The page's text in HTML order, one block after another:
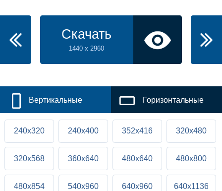
Скачать
1440 x 2960
Вертикальные Горизонтальные
240x320 240x400 352x416 320x480
320x568 360x640 480x640 480x800
480x854 540x960 640x960 640x1136